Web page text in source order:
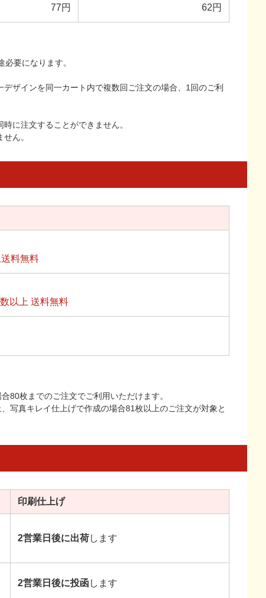
77円 62円
要になります。
ザインを同一カート内で複数回ご注文の場合、1回のご利
に注文することができません。
ん。
料無料
以上 送料無料
80枚までのご注文でご利用いただけます。
写真キレイ仕上げで作成の場合81枚以上のご注文が対象と
印刷仕上げ
2営業日後に出荷します
2営業日後に投函します